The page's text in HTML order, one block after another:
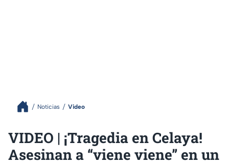
Noticias Video
VIDEO | ¡Tragedia en Celaya!
Asesinan a “viene viene” en un